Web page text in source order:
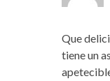
Que
tiene un